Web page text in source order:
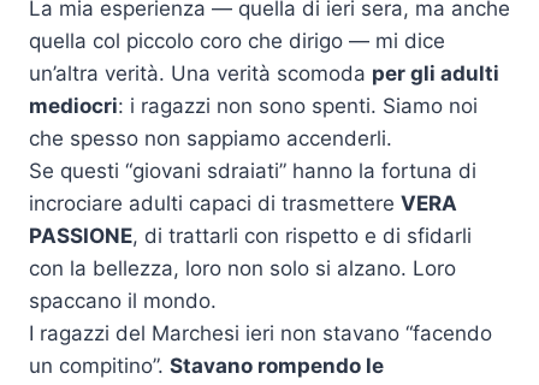
La mia esperienza — quella di ieri sera, ma anche
quella col piccolo coro che dirigo — mi dice
un’altra verità. Una verità scomoda per gli adulti
mediocri: i ragazzi non sono spenti. Siamo noi
che spesso non sappiamo accenderli.
Se questi “giovani sdraiati” hanno la fortuna di
incrociare adulti capaci di trasmettere VERA
PASSIONE, di trattarli con rispetto e di sfidarli
con la bellezza, loro non solo si alzano. Loro
spaccano il mondo.
I ragazzi del Marchesi ieri non stavano “facendo
un compitino”. Stavano rompendo le